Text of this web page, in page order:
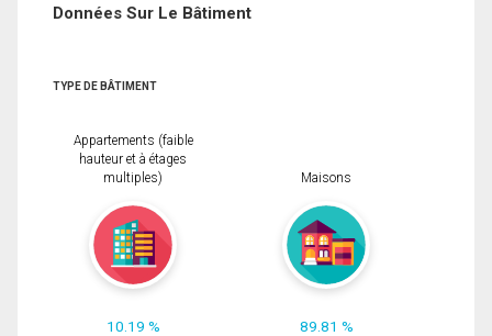
Données Sur Le Bâtiment
TYPE DE BÂTIMENT
Appartements (faible
hauteur et à étages
multiples)
10.19 %
Maisons
89.81 %